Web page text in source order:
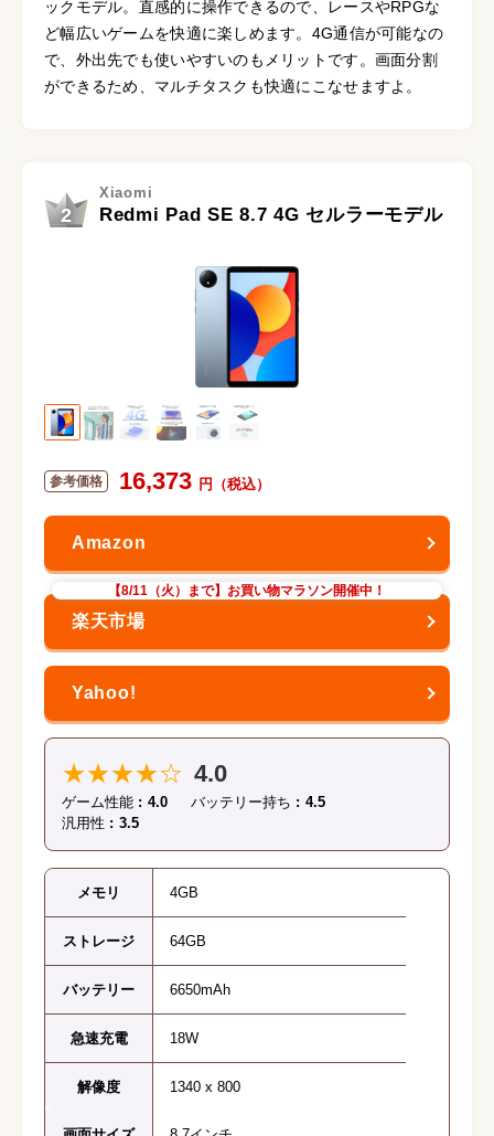
ックモデル。直感的に操作できるので、レースやRPGな
ど幅広いゲームを快適に楽しめます。4G通信が可能なの
で、外出先でも使いやすいのもメリットです。画面分割
ができるため、マルチタスクも快適にこなせますよ。
2
Xiaomi
Redmi Pad SE 8.7 4G セルラーモデル
16,373
【8/11（火）まで】お買い物マラソン開催中！
★★★★☆ 4.0
ゲーム性能 4.0 バッテリー持ち
4.5
汎用性
3.5
メモリ 4GB
ストレージ 64GB
バッテリー 6650mAh
急速充電 18W
解像度 1340 x 800